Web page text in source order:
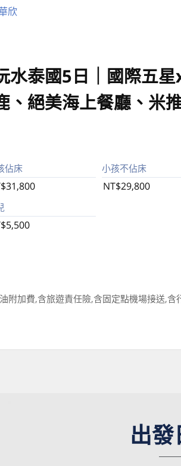
欣
水泰國5日｜國際五
、絕美海上餐廳、米
佔床 小孩不佔床
NT$29,800
附加費,含旅遊責任險,含固定點機場接送,含
出發